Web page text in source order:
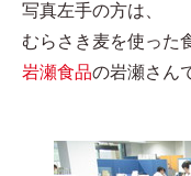
写真左手の方は、
むらさき麦を使った
岩瀬食品の岩瀬さん